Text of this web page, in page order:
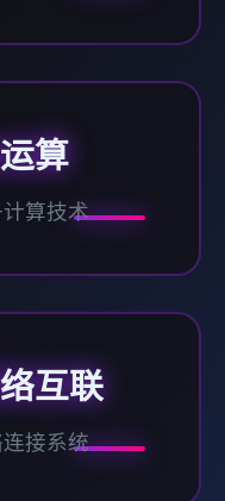
算
算技术
互联
接系统